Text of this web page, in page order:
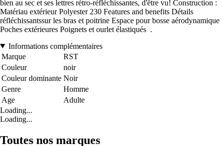
bien au sec et ses lettres rétro-réfléchissantes, d'être vu! Construction :
Matériau extérieur Polyester 230 Features and benefits Détails
réfléchissantssur les bras et poitrine Espace pour bosse aérodynamique
Poches extérieures Poignets et ourlet élastiqués .
Informations complémentaires
Marque
RST
Couleur
noir
Couleur dominante Noir
Genre
Homme
Age
Adulte
Loading...
Loading...
Toutes nos marques